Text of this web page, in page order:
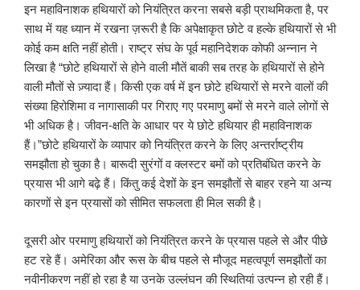
इन महाविनाशक हथियारों को नियंत्रित करना सबसे बड़ी प्राथमिकता है, पर
साथ में यह ध्यान में रखना ज़रूरी है कि अपेक्षाकृत छोटे व हल्के हथियारों से भी
कोई कम क्षति नहीं होती। राष्ट्र संघ के पूर्व महानिदेशक कोफी अन्नान ने
लिखा है “छोटे हथियारों से होने वाली मौतें बाकी सब तरह के हथियारों से होने
वाली मौतों से ज़्यादा हैं। किसी एक वर्ष में इन छोटे हथियारों से मरने वालों की
संख्या हिरोशिमा व नागासाकी पर गिराए गए परमाणु बमों से मरने वाले लोगों से
भी अधिक है। जीवन-क्षति के आधार पर ये छोटे हथियार ही महाविनाशक
हैं।”छोटे हथियारों के व्यापार को नियंत्रित करने के लिए अन्तर्राष्ट्रीय
समझौता हो चुका है। बारूदी सुरंगों व क्लस्टर बमों को प्रतिबंधित करने के
प्रयास भी आगे बढ़े हैं। किंतु कई देशों के इन समझौतों से बाहर रहने या अन्य
कारणों से इन प्रयासों को सीमित सफलता ही मिल सकी है।
दूसरी ओर परमाणु हथियारों को नियंत्रित करने के प्रयास पहले से और पीछे
हट रहे हैं। अमेरिका और रूस के बीच पहले से मौजूद महत्वपूर्ण समझौतों का
नवीनीकरण नहीं हो रहा है या उनके उल्लंघन की स्थितियां उत्पन्न हो रही हैं।